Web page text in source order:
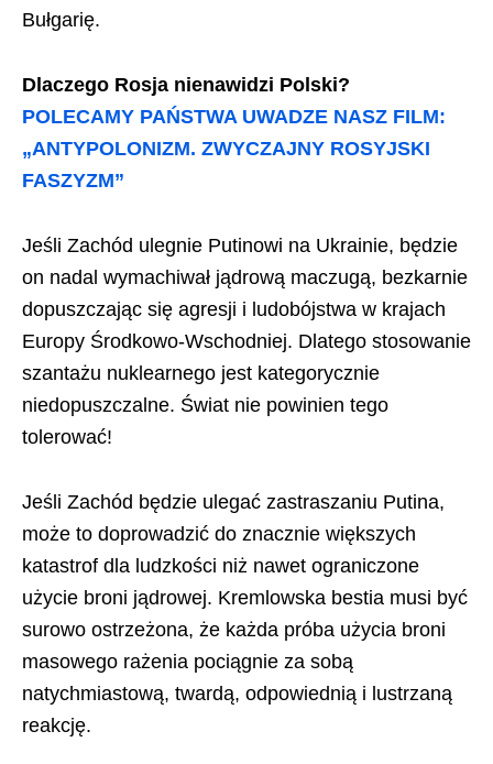
Bułgarię.
Dlaczego Rosja nienawidzi Polski?
POLECAMY PAŃSTWA UWADZE NASZ FILM:
„ANTYPOLONIZM. ZWYCZAJNY ROSYJSKI
FASZYZM”
Jeśli Zachód ulegnie Putinowi na Ukrainie, będzie
on nadal wymachiwał jądrową maczugą, bezkarnie
dopuszczając się agresji i ludobójstwa w krajach
Europy Środkowo-Wschodniej. Dlatego stosowanie
szantażu nuklearnego jest kategorycznie
niedopuszczalne. Świat nie powinien tego
tolerować!
Jeśli Zachód będzie ulegać zastraszaniu Putina,
może to doprowadzić do znacznie większych
katastrof dla ludzkości niż nawet ograniczone
użycie broni jądrowej. Kremlowska bestia musi być
surowo ostrzeżona, że każda próba użycia broni
masowego rażenia pociągnie za sobą
natychmiastową, twardą, odpowiednią i lustrzaną
reakcję.